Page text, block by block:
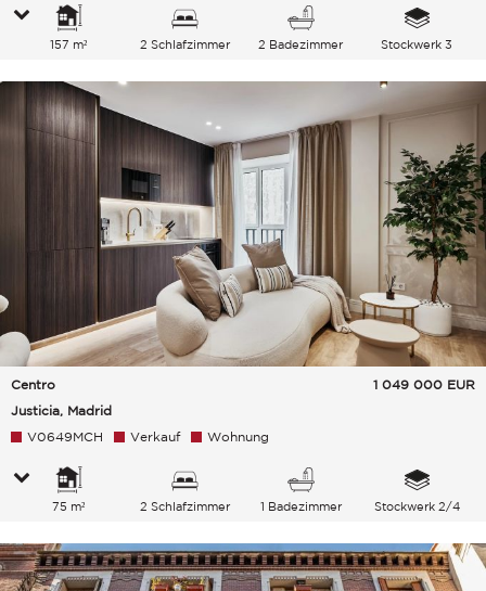
157 m² 2 Schlafzimmer 2 Badezimmer Stockwerk 3
Centro
Justicia, Madrid
1 049 000 EUR
V0649MCH Verkauf Wohnung
75 m² 2 Schlafzimmer 1 Badezimmer Stockwerk 2/4